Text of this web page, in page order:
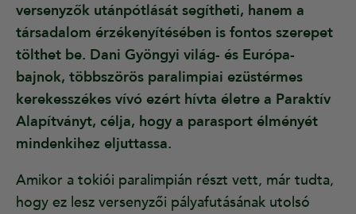
versenyzők utánpótlását segítheti, hanem a
társadalom érzékenyítésében is fontos szerepet
tölthet be. Dani Gyöngyi világ- és Európa-
bajnok, többszörös paralimpiai ezüstérmes
kerekesszékes vívó ezért hívta életre a Paraktív
Alapítványt, célja, hogy a parasport élményét
mindenkihez eljuttassa.
Amikor a tokiói paralimpián részt vett, már tudta,
hogy ez lesz versenyzői pályafutásának utolsó